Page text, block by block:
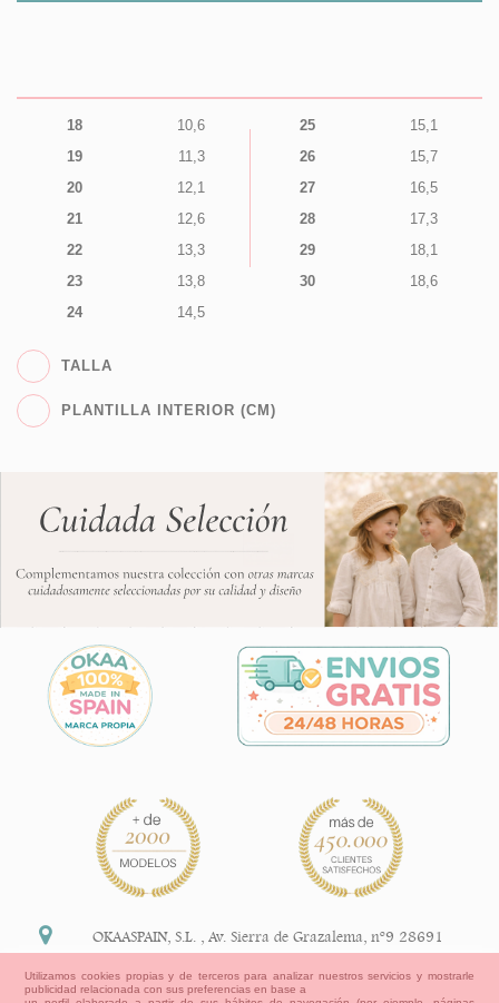
18
10,6
19
11,3
20
12,1
21
12,6
22
13,3
23
13,8
24
14,5
25
15,1
26
15,7
27
16,5
28
17,3
29
18,1
30
18,6
TALLA
PLANTILLA INTERIOR (CM)
OKAASPAIN, S.L. ,Av. Sierra de Grazalema, nº9 28691
+34 91 113 89 09
Utilizamos cookies propias y de terceros para analizar nuestros servicios y mostrarle
publicidad relacionada con sus preferencias en base a